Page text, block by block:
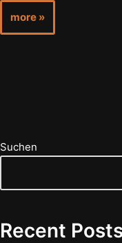
more »
Suchen
Recent